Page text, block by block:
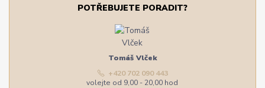
POTŘEBUJETE PORADIT?
Tomáš Vlček
+420 702 090 443
volejte od 9,00 - 20,00 hod